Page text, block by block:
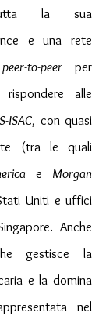
la sua
e una rete
peer-to-peer per
alle
ISAC, con quasi
e Morgan
Uniti e uffici
gestisce la
e la domina